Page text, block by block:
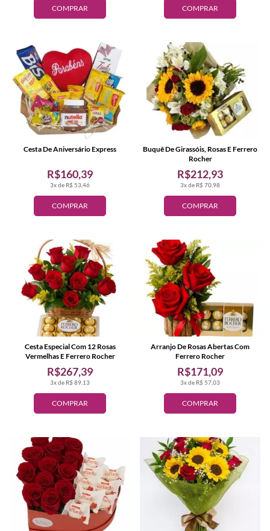
COMPRAR COMPRAR
COMPRAR
3x de R$ 53,46
R$160,39
Cesta De Aniversário Express
COMPRAR
3x de R$ 70,98
R$212,93
Buquê De Girassóis, Rosas E Ferrero
Rocher
COMPRAR
3x de R$ 89,13
R$267,39
Cesta Especial Com 12 Rosas
Vermelhas E Ferrero Rocher
COMPRAR
3x de R$ 57,03
R$171,09
Arranjo De Rosas Abertas Com
Ferrero Rocher